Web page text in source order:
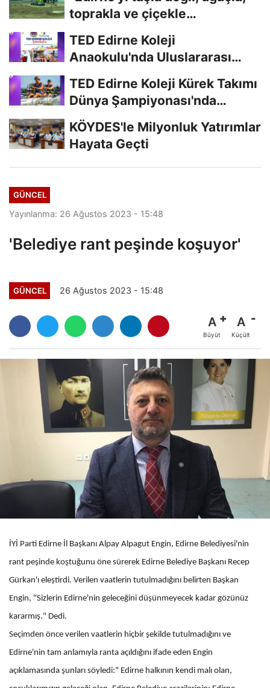
toprakla ve çiçekle
TED Edirne Koleji
Anaokulu'nda Uluslararası
TED Edirne Koleji Kürek Takımı
Dünya Şampiyonası'nda
Türkiye'yi...
KÖYDES'le Milyonluk Yatırımlar
Hayata Geçti
GÜNCEL
Yayınlanma: 26 Ağustos 2023 - 15:48
'Belediye rant peşinde koşuyor'
GÜNCEL 26 Ağustos 2023 - 15:48
A
Büyüt
A
Küçült
İYİ Parti Edirne İl Başkanı Alpay Alpagut Engin, Edirne Belediyesi'nin
rant peşinde koştuğunu öne sürerek Edirne Belediye Başkanı Recep
Gürkan'ı eleştirdi. Verilen vaatlerin tutulmadığını belirten Başkan
Engin, "Sizlerin Edirne'nin geleceğini düşünmeyecek kadar gözünüz
kararmış." Dedi.
Seçimden önce verilen vaatlerin hiçbir şekilde tutulmadığını ve
Edirne'nin tam anlamıyla ranta açıldığını ifade eden Engin
açıklamasında şunları söyledi:" Edirne halkının kendi malı olan,